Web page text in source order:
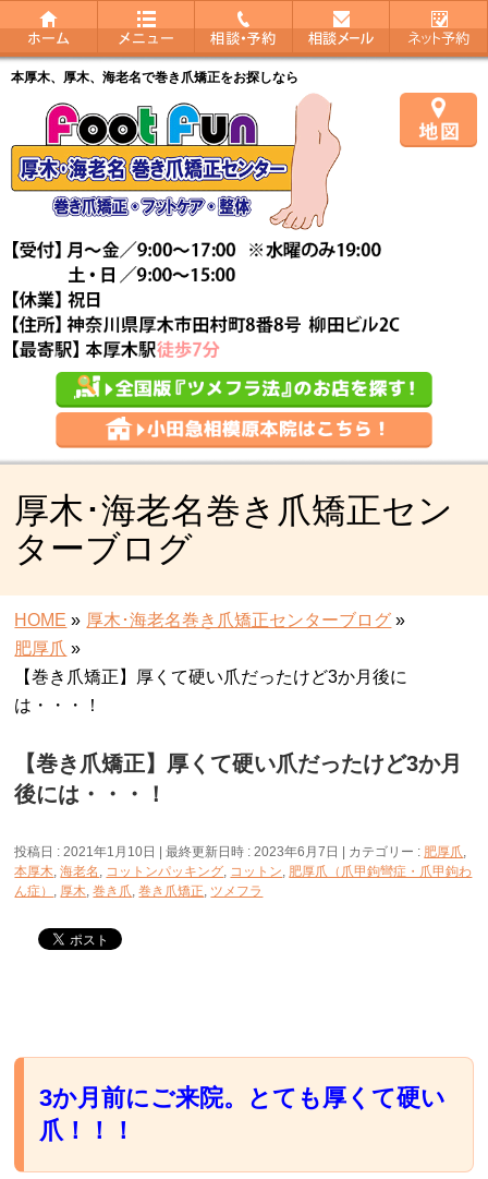
本厚木、厚木、海老名で巻き爪矯正をお探しなら
厚木･海老名巻き爪矯正セン
ターブログ
HOME » 厚木･海老名巻き爪矯正センターブログ »
肥厚爪 »
【巻き爪矯正】厚くて硬い爪だったけど3か月後に
は・・・！
【巻き爪矯正】厚くて硬い爪だったけど3か月
後には・・・！
投稿日 : 2021年1月10日 最終更新日時 : 2023年6月7日 カテゴリー : 肥厚爪,
本厚木,海老名 , コットンパッキング, コットン, 肥厚爪（爪甲鉤彎症・爪甲鉤わ
ん症） , 厚木,巻き爪,巻き爪矯正, ツメフラ
3か月前にご来院。とても厚くて硬い
爪！！！